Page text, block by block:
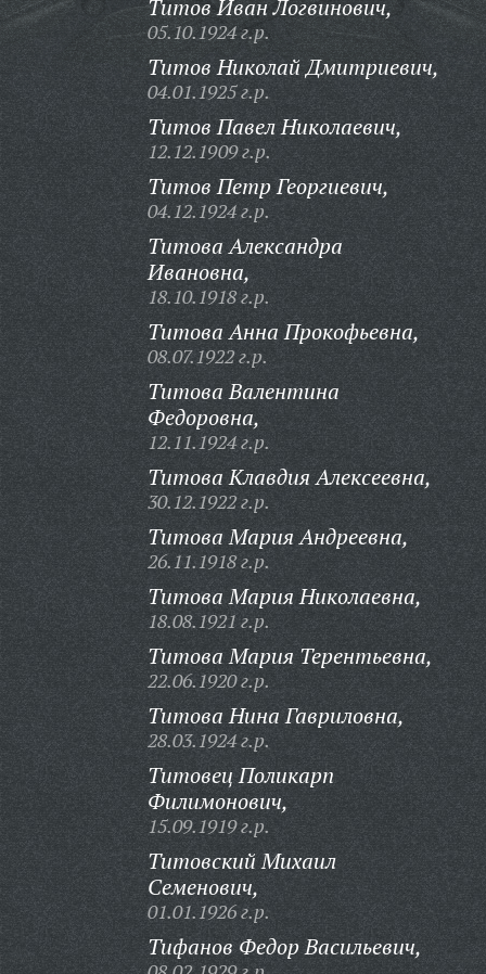
Титов Иван Логвинович,
05.10.1924 г.р.
Титов Николай Дмитриевич,
04.01.1925 г.р.
Титов Павел Николаевич,
12.12.1909 г.р.
Титов Петр Георгиевич,
04.12.1924 г.р.
Титова Александра
Ивановна,
18.10.1918 г.р.
Титова Анна Прокофьевна,
08.07.1922 г.р.
Титова Валентина
Федоровна,
12.11.1924 г.р.
Титова Клавдия Алексеевна,
30.12.1922 г.р.
Титова Мария Андреевна,
26.11.1918 г.р.
Титова Мария Николаевна,
18.08.1921 г.р.
Титова Мария Терентьевна,
22.06.1920 г.р.
Титова Нина Гавриловна,
28.03.1924 г.р.
Титовец Поликарп
Филимонович,
15.09.1919 г.р.
Титовский Михаил
Семенович,
01.01.1926 г.р.
Тифанов Федор Васильевич,